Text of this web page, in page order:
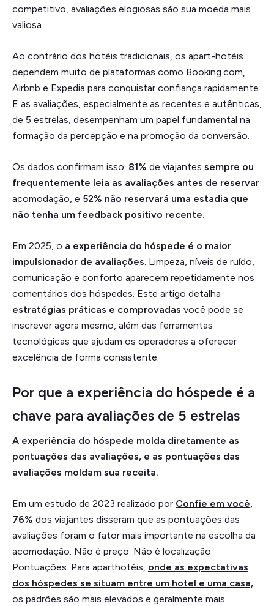
competitivo, avaliações elogiosas são sua moeda mais
valiosa.
Ao contrário dos hotéis tradicionais, os apart-hotéis
dependem muito de plataformas como Booking.com,
Airbnb e Expedia para conquistar confiança rapidamente.
E as avaliações, especialmente as recentes e autênticas,
de 5 estrelas, desempenham um papel fundamental na
formação da percepção e na promoção da conversão.
Os dados confirmam isso: 81% de viajantes sempre ou
frequentemente leia as avaliações antes de reservar
acomodação, e 52% não reservará uma estadia que
não tenha um feedback positivo recente.
Em 2025, o a experiência do hóspede é o maior
impulsionador de avaliações. Limpeza, níveis de ruído,
comunicação e conforto aparecem repetidamente nos
comentários dos hóspedes. Este artigo detalha
estratégias práticas e comprovadas você pode se
inscrever agora mesmo, além das ferramentas
tecnológicas que ajudam os operadores a oferecer
excelência de forma consistente.
Por que a experiência do hóspede é a
chave para avaliações de 5 estrelas
A experiência do hóspede molda diretamente as
pontuações das avaliações, e as pontuações das
avaliações moldam sua receita.
Em um estudo de 2023 realizado por Confie em você,
76% dos viajantes disseram que as pontuações das
avaliações foram o fator mais importante na escolha da
acomodação. Não é preço. Não é localização.
Pontuações. Para aparthotéis, onde as expectativas
dos hóspedes se situam entre um hotel e uma casa,
os padrões são mais elevados e geralmente mais